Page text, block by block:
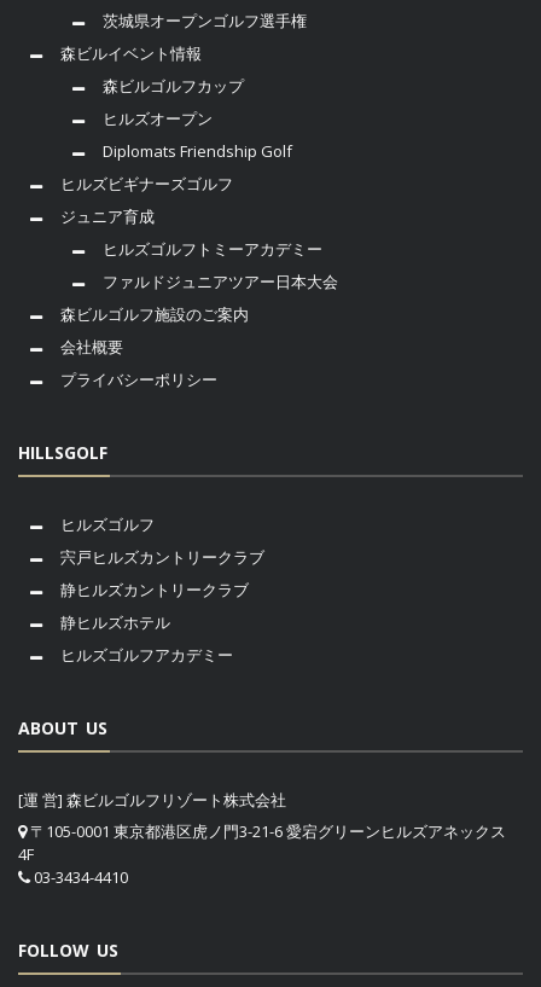
茨城県オープンゴルフ選手権
森ビルイベント情報
森ビルゴルフカップ
ヒルズオープン
Diplomats Friendship Golf
ヒルズビギナーズゴルフ
ジュニア育成
ヒルズゴルフトミーアカデミー
ファルドジュニアツアー日本大会
森ビルゴルフ施設のご案内
会社概要
プライバシーポリシー
HILLSGOLF
ヒルズゴルフ
宍戸ヒルズカントリークラブ
静ヒルズカントリークラブ
静ヒルズホテル
ヒルズゴルフアカデミー
ABOUT US
[運 営] 森ビルゴルフリゾート株式会社
〒105-0001 東京都港区虎ノ門3-21-6 愛宕グリーンヒルズアネックス
4F
03-3434-4410
FOLLOW US